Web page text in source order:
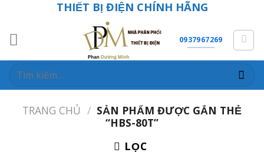
THIẾT BỊ ĐIỆN CHÍNH HÃNG
0937967269
Tìm
TRANG CHỦ / SẢN PHẨM ĐƯỢC GẮN THẺ
“HBS-80T”
LỌC